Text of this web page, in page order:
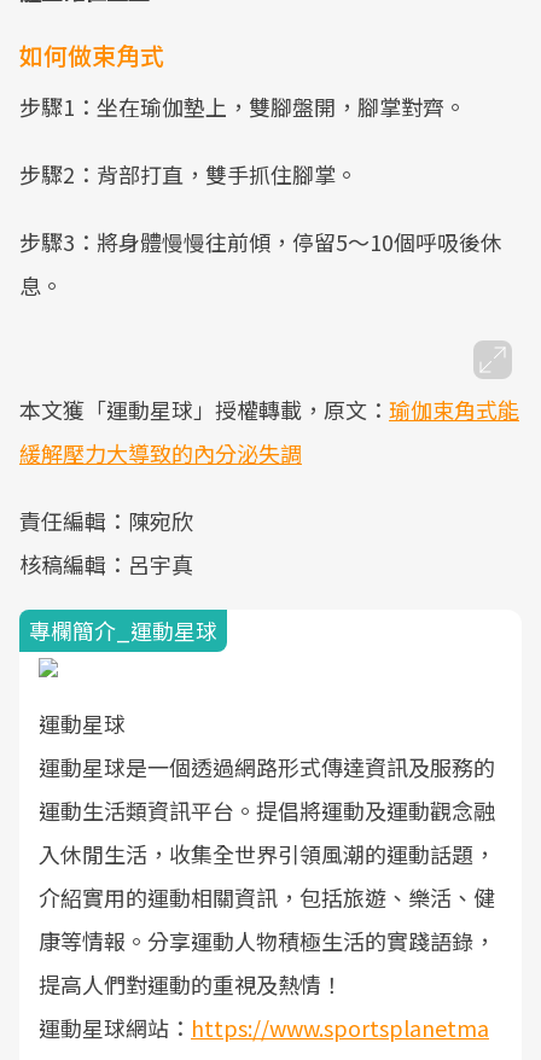
如何做束角式
步驟1：坐在瑜伽墊上，雙腳盤開，腳掌對齊。
步驟2：背部打直，雙手抓住腳掌。
步驟3：將身體慢慢往前傾，停留5～10個呼吸後休
息。
本文獲「運動星球」授權轉載，原文： 瑜伽束角式能
緩解壓力大導致的內分泌失調
責任編輯：陳宛欣
核稿編輯：呂宇真
專欄簡介_運動星球
運動星球
運動星球是一個透過網路形式傳達資訊及服務的
運動生活類資訊平台。提倡將運動及運動觀念融
入休閒生活，收集全世界引領風潮的運動話題，
介紹實用的運動相關資訊，包括旅遊、樂活、健
康等情報。分享運動人物積極生活的實踐語錄，
提高人們對運動的重視及熱情！
運動星球網站： https://www.sportsplanetma